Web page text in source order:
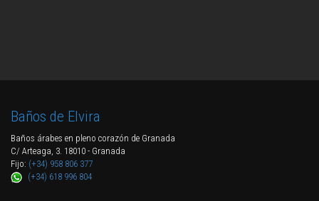
Baños de Elvira
Baños árabes en pleno corazón de Granada
C/ Arteaga, 3. 18010 - Granada
Fijo: (+34) 958 806 377
(+34) 618 996 804